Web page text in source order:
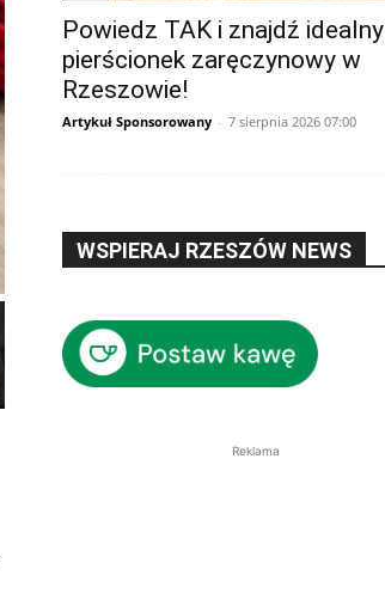
Powiedz TAK i znajdź idealny
pierścionek zaręczynowy w
Rzeszowie!
Artykuł Sponsorowany - 7 sierpnia 2026 07:00
WSPIERAJ RZESZÓW NEWS
Reklama